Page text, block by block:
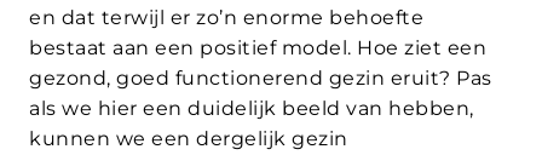
en dat terwijl er zo’n enorme behoefte
bestaat aan een positief model. Hoe ziet een
gezond, goed functionerend gezin eruit? Pas
als we hier een duidelijk beeld van hebben,
kunnen we een dergelijk gezin